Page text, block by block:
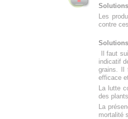
Les
contre
Il faut
indicatif
grains. Il
efficace
La lutte
des
La
mortalité